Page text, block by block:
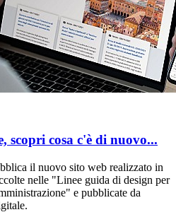
scopri cosa c'è di nuovo...
il nuovo sito web realizzato in
nelle "Linee guida di design per
e pubblicate da